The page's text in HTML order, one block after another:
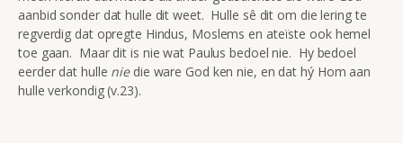
aanbid sonder dat hulle dit weet. Hulle sê dit om die lering te
regverdig dat opregte Hindus, Moslems en ateïste ook hemel
toe gaan. Maar dit is nie wat Paulus bedoel nie. Hy bedoel
eerder dat hulle niedie ware God ken nie, en dat hý Hom aan
hulle verkondig (v.23).